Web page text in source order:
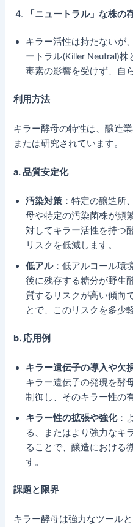
「ニュートラル」な株の
キラー活性は持たないが
ートラル(Killer Neutral)
毒素の影響を受けず、自
利用方法
キラー酵母の特性は、醸造
または研究されています。
a. 品質安定化
汚染対策 ：特定の醸造所
母や特定の汚染菌株が頻
対してキラー活性を持つ
リスクを低減します。
低アル：低アルコール環
後に残存する糖分が野生
質するリスクが高い傾向
とで、このリスクを多少
b. 応用例
キラー遺伝子の導入や欠
キラー遺伝子の発現を酵
制御し、そのキラー性の
キラー性の拡張や強化：
る、またはより強力なキ
ることで、醸造における
す。
課題と限界
キラー酵母は強力なツール